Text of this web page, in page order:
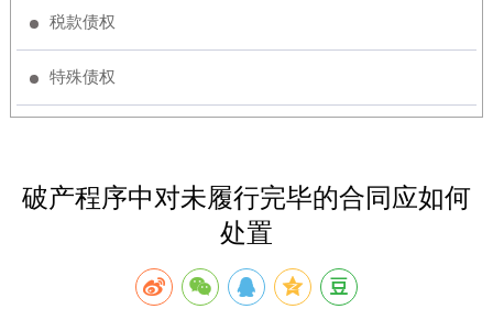
税款债权
特殊债权
破产程序中对未履行完毕的合同应如何
处置